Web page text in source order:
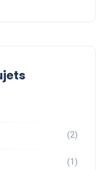
(2)
(1)